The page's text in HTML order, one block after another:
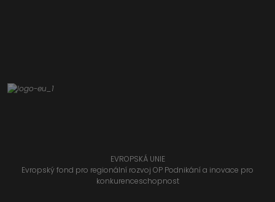
EVROPSKÁ UNIE
Evropský fond pro regionální rozvoj OP Podnikání a inovace pro
konkurenceschopnost